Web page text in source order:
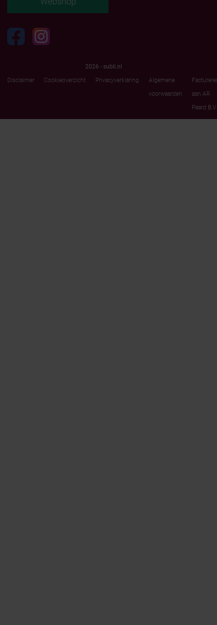
2026 - subli.nl
Disclaimer
Cookieoverzicht Privacyverklaring
Algemene
voorwaarden
aan AR
Paard B.V